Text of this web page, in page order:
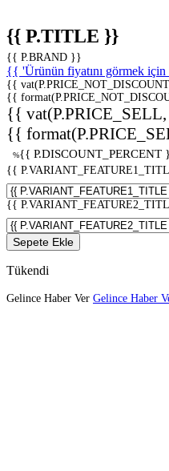
{{ P.TITLE }}
{{ P.BRAND }}
{{ 'Ürünün fiyatını görmek
{{
{{
{{
{{
%{{ P.DISCOUNT_PERCENT
{{
{{
Sepete Ekle
Tükendi
Gelince Haber Ver Gelince Haber